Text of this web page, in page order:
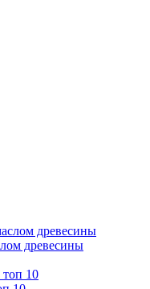
древесины